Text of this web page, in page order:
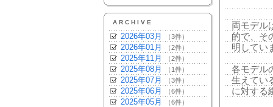
両モデル
的で、そ
明してい
各モデル
生えてい
に対する
ARCHIVE
2026年03月 （3件）
2026年01月 （2件）
2025年11月 （2件）
2025年08月 （1件）
2025年07月 （3件）
2025年06月 （6件）
2025年05月 （6件）